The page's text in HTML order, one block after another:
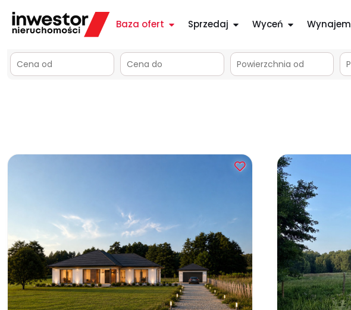
Baza ofert Sprzedaj Wyceń Wynajem